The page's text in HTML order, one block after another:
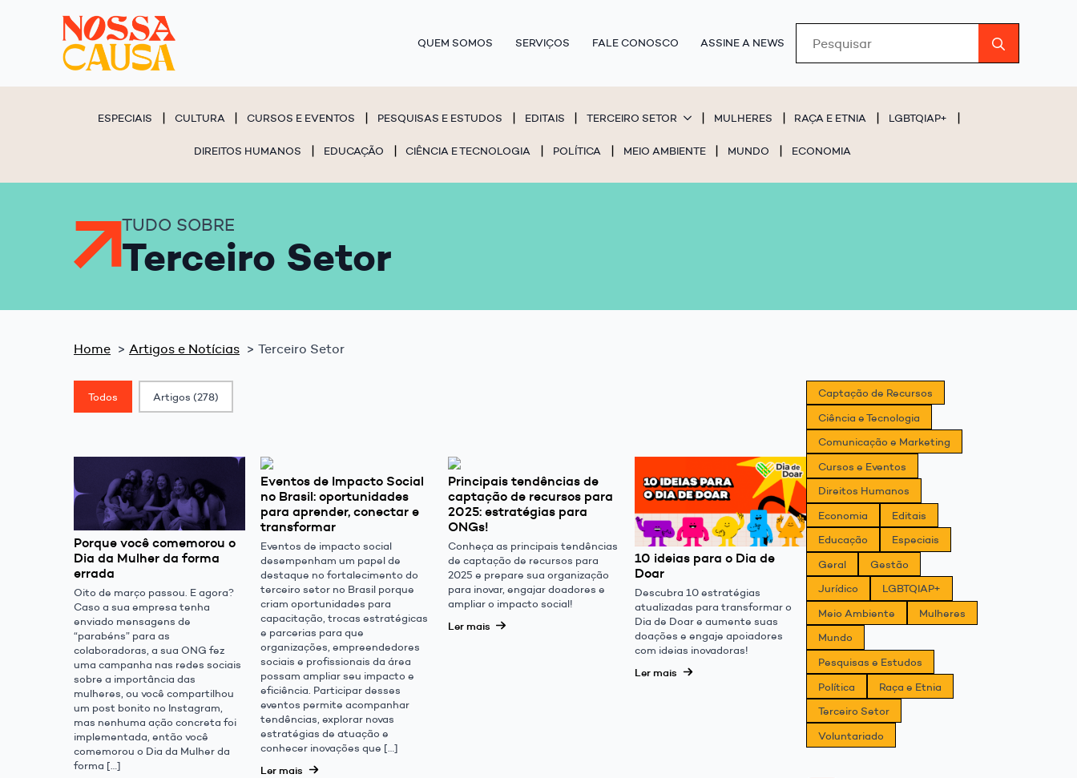
QUEM SOMOS SERVIÇOS FALE CONOSCO ASSINE A NEWS
ESPECIAIS CULTURA CURSOS E EVENTOS PESQUISAS E ESTUDOS EDITAIS TERCEIRO SETOR MULHERES RAÇA E ETNIA LGBTQIAP+
DIREITOS HUMANOS EDUCAÇÃO CIÊNCIA E TECNOLOGIA POLÍTICA MEIO AMBIENTE MUNDO ECONOMIA
TUDO SOBRE
Terceiro Setor
Home Artigos e Notícias Terceiro Setor
Classif. Post
Todos Artigos (278)
Porque você comemorou o
Dia da Mulher da forma
errada
Oito de março passou. E agora?
Caso a sua empresa tenha
enviado mensagens de
“parabéns” para as
colaboradoras, a sua ONG fez
uma campanha nas redes sociais
sobre a importância das
mulheres, ou você compartilhou
um post bonito no Instagram,
mas nenhuma ação concreta foi
implementada, então você
comemorou o Dia da Mulher da
forma […]
Eventos de Impacto Social
no Brasil: oportunidades
para aprender, conectar e
transformar
Eventos de impacto social
desempenham um papel de
destaque no fortalecimento do
terceiro setor no Brasil porque
criam oportunidades para
capacitação, trocas estratégicas
e parcerias para que
organizações, empreendedores
sociais e profissionais da área
possam ampliar seu impacto e
eficiência. Participar desses
eventos permite acompanhar
tendências, explorar novas
estratégias de atuação e
conhecer inovações que […]
Ler mais
Principais tendências de
captação de recursos para
2025: estratégias para
ONGs!
Conheça as principais tendências
de captação de recursos para
2025 e prepare sua organização
para inovar, engajar doadores e
ampliar o impacto social!
Ler mais
10 ideias para o Dia de
Doar
Descubra 10 estratégias
atualizadas para transformar o
Dia de Doar e aumente suas
doações e engaje apoiadores
com ideias inovadoras!
Ler mais
Captação de Recursos
Ciência e Tecnologia
Comunicação e Marketing
Cursos e Eventos
Direitos Humanos
Economia
Editais
Educação
Especiais
Geral
Gestão
Jurídico
LGBTQIAP+
Meio Ambiente
Mulheres
Mundo
Pesquisas e Estudos
Política
Raça e Etnia
Terceiro Setor
Voluntariado